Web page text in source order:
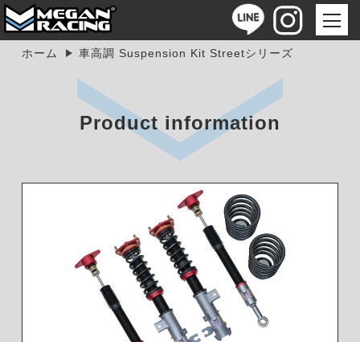
ホーム 車高調 Suspension Kit Streetシリーズ
Product information